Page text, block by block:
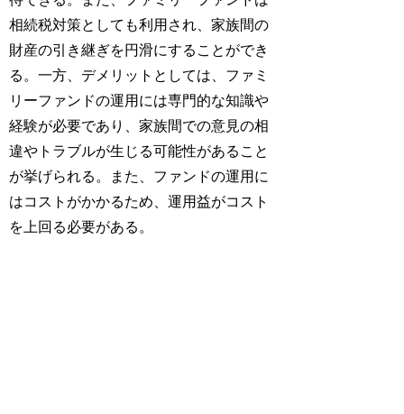
相続税対策としても利用され、家族間の
財産の引き継ぎを円滑にすることができ
る。一方、デメリットとしては、ファミ
リーファンドの運用には専門的な知識や
経験が必要であり、家族間での意見の相
違やトラブルが生じる可能性があること
が挙げられる。また、ファンドの運用に
はコストがかかるため、運用益がコスト
を上回る必要がある。